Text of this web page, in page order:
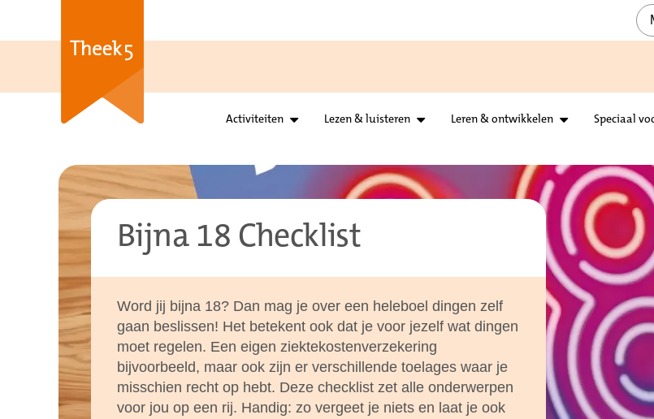
Activiteiten Lezen & luisteren Leren & ontwikkelen Speciaal
Bijna 18 Checklist
Word jij bijna 18? Dan mag je over een heleboel dingen zelf
gaan beslissen! Het betekent ook dat je voor jezelf wat dingen
moet regelen. Een eigen ziektekostenverzekering
bijvoorbeeld, maar ook zijn er verschillende toelages waar je
misschien recht op hebt. Deze checklist zet alle onderwerpen
voor jou op een rij. Handig: zo vergeet je niets en laat je ook